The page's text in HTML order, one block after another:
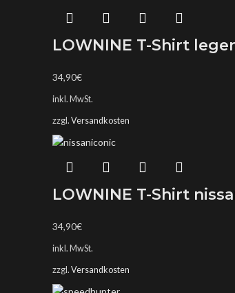
LOWNINE T-Shirt
34,90€
inkl. MwSt.
zzgl. Versandkosten
LOWNINE T-Shirt
34,90€
inkl. MwSt.
zzgl. Versandkosten